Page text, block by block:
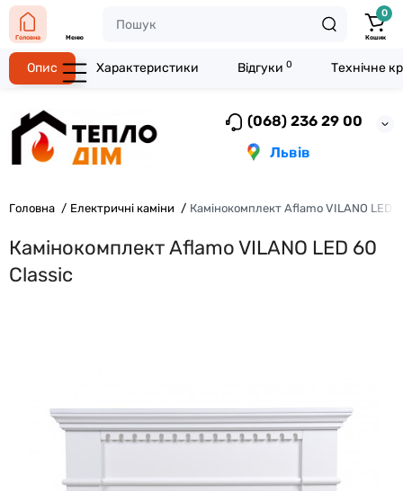
(068) 236 29 00
Львів
Головна Меню
0
Кошик
Головна Електричні каміни Камінокомплект Aflamo VILANO LED
Камінокомплект Aflamo VILANO LED 60
Classic
Опис Характеристики Відгуки 0 Технічне